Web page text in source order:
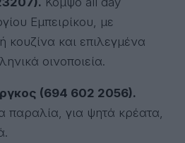
Εμπειρίκου, με
κουζίνα και επιλεγμένα
οινοποιεία.
(694 602 2056).
παραλία, για ψητά κρέατα,